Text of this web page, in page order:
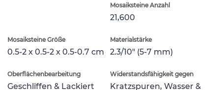
Mosaiksteine Anzahl
21,600
Mosaiksteine Größe
0.5-2 x 0.5-2 x 0.5-0.7 cm
Materialstärke
2.3/10" (5-7 mm)
Oberflächenbearbeitung
Geschliffen & Lackiert
Widerstandsfähigkeit gegen
Kratzspuren, Wasser &